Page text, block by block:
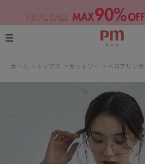
ホーム > トップス > カットソー > ベロアリンガ